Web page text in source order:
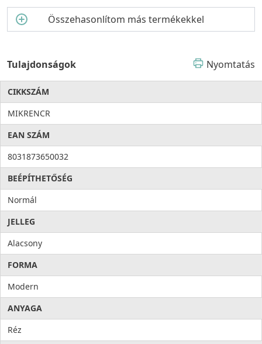
Összehasonlítom más termékekkel
Tulajdonságok Nyomtatás
CIKKSZÁM
MIKRENCR
EAN SZÁM
8031873650032
BEÉPÍTHETŐSÉG
Normál
JELLEG
Alacsony
FORMA
Modern
ANYAGA
Réz